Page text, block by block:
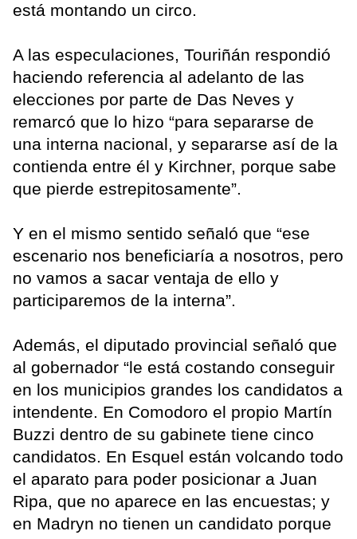
está montando un circo.
A las especulaciones, Touriñán respondió
haciendo referencia al adelanto de las
elecciones por parte de Das Neves y
remarcó que lo hizo “para separarse de
una interna nacional, y separarse así de la
contienda entre él y Kirchner, porque sabe
que pierde estrepitosamente”.
Y en el mismo sentido señaló que “ese
escenario nos beneficiaría a nosotros, pero
no vamos a sacar ventaja de ello y
participaremos de la interna”.
Además, el diputado provincial señaló que
al gobernador “le está costando conseguir
en los municipios grandes los candidatos a
intendente. En Comodoro el propio Martín
Buzzi dentro de su gabinete tiene cinco
candidatos. En Esquel están volcando todo
el aparato para poder posicionar a Juan
Ripa, que no aparece en las encuestas; y
en Madryn no tienen un candidato porque